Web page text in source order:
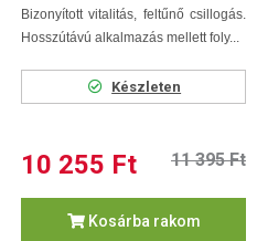
Bizonyított vitalitás, feltűnő csillogás.
Hosszútávú alkalmazás mellett foly...
Készleten
10 255 Ft 11 395 Ft
Kosárba rakom